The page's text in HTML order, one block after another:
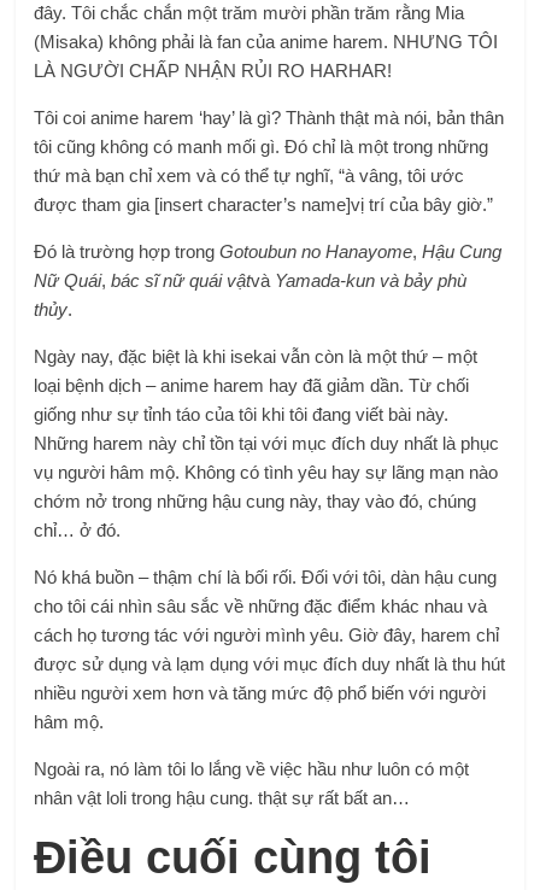
đây. Tôi chắc chắn một trăm mười phần trăm rằng Mia
(Misaka) không phải là fan của anime harem. NHƯNG TÔI
LÀ NGƯỜI CHẤP NHẬN RỦI RO HARHAR!
Tôi coi anime harem ‘hay’ là gì? Thành thật mà nói, bản thân
tôi cũng không có manh mối gì. Đó chỉ là một trong những
thứ mà bạn chỉ xem và có thể tự nghĩ, “à vâng, tôi ước
được tham gia [insert character’s name]vị trí của bây giờ.”
Đó là trường hợp trongGotoubun no Hanayome,Hậu Cung
Nữ Quái,bác sĩ nữ quái vậtvà Yamada-kun và bảy phù
thủy.
Ngày nay, đặc biệt là khi isekai vẫn còn là một thứ – một
loại bệnh dịch – anime harem hay đã giảm dần. Từ chối
giống như sự tỉnh táo của tôi khi tôi đang viết bài này.
Những harem này chỉ tồn tại với mục đích duy nhất là phục
vụ người hâm mộ. Không có tình yêu hay sự lãng mạn nào
chớm nở trong những hậu cung này, thay vào đó, chúng
chỉ… ở đó.
Nó khá buồn – thậm chí là bối rối. Đối với tôi, dàn hậu cung
cho tôi cái nhìn sâu sắc về những đặc điểm khác nhau và
cách họ tương tác với người mình yêu. Giờ đây, harem chỉ
được sử dụng và lạm dụng với mục đích duy nhất là thu hút
nhiều người xem hơn và tăng mức độ phổ biến với người
hâm mộ.
Ngoài ra, nó làm tôi lo lắng về việc hầu như luôn có một
nhân vật loli trong hậu cung. thật sự rất bất an…
Điều cuối cùng tôi